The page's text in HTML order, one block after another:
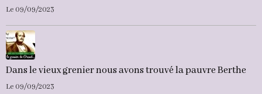
Le 09/09/2023
Dans le vieux grenier nous avons trouvé la pauvre Berthe
Le 09/09/2023